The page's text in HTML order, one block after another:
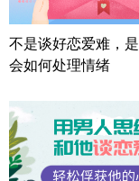
不是谈好恋爱难，
会如何处理情绪